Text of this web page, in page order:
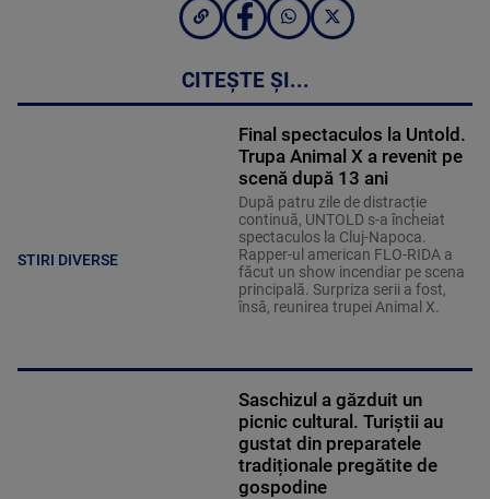
CITEȘTE ȘI...
STIRI DIVERSE
Final spectaculos la Untold.
Trupa Animal X a revenit pe
scenă după 13 ani
După patru zile de distracție
continuă, UNTOLD s-a încheiat
spectaculos la Cluj-Napoca.
Rapper-ul american FLO-RIDA a
făcut un show incendiar pe scena
principală. Surpriza serii a fost,
însă, reunirea trupei Animal X.
Saschizul a găzduit un
picnic cultural. Turiștii au
gustat din preparatele
tradiționale pregătite de
gospodine